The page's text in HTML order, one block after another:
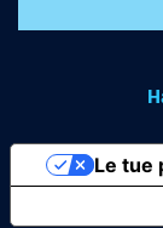
Le tue